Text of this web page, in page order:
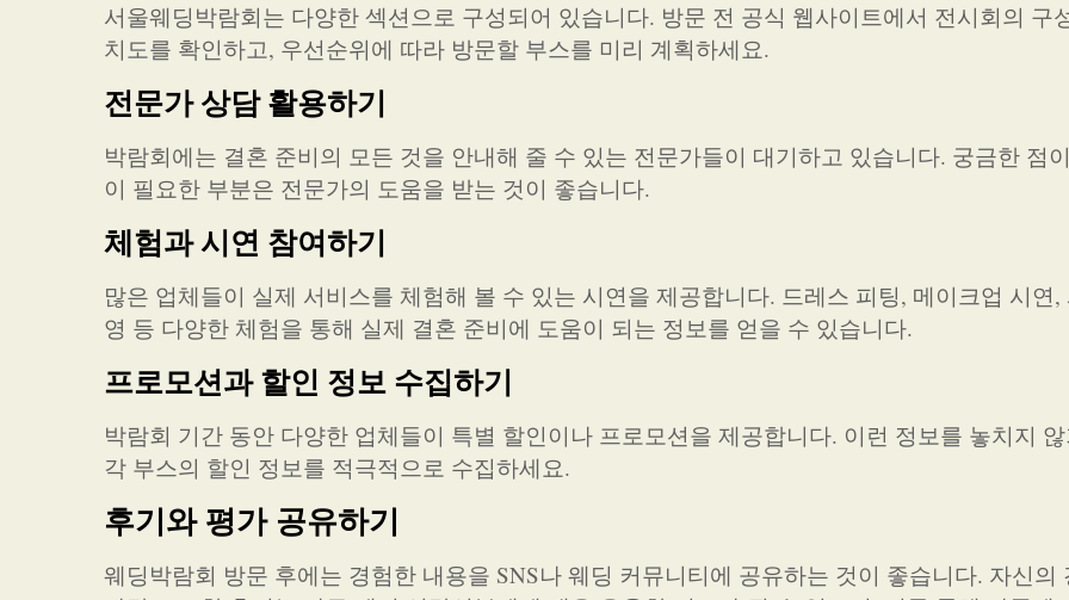
서울웨딩박람회는 다양한 섹션으로 구성되어 있습니다. 방문 전 공식 웹사이트에서 전시회의 구
치도를 확인하고, 우선순위에 따라 방문할 부스를 미리 계획하세요.
전문가 상담 활용하기
박람회에는 결혼 준비의 모든 것을 안내해 줄 수 있는 전문가들이 대기하고 있습니다. 궁금한 점
이 필요한 부분은 전문가의 도움을 받는 것이 좋습니다.
체험과 시연 참여하기
많은 업체들이 실제 서비스를 체험해 볼 수 있는 시연을 제공합니다. 드레스 피팅, 메이크업 시연,
영 등 다양한 체험을 통해 실제 결혼 준비에 도움이 되는 정보를 얻을 수 있습니다.
프로모션과 할인 정보 수집하기
박람회 기간 동안 다양한 업체들이 특별 할인이나 프로모션을 제공합니다. 이런 정보를 놓치지
각 부스의 할인 정보를 적극적으로 수집하세요.
후기와 평가 공유하기
웨딩박람회 방문 후에는 경험한 내용을 SNS나 웨딩 커뮤니티에 공유하는 것이 좋습니다. 자신의